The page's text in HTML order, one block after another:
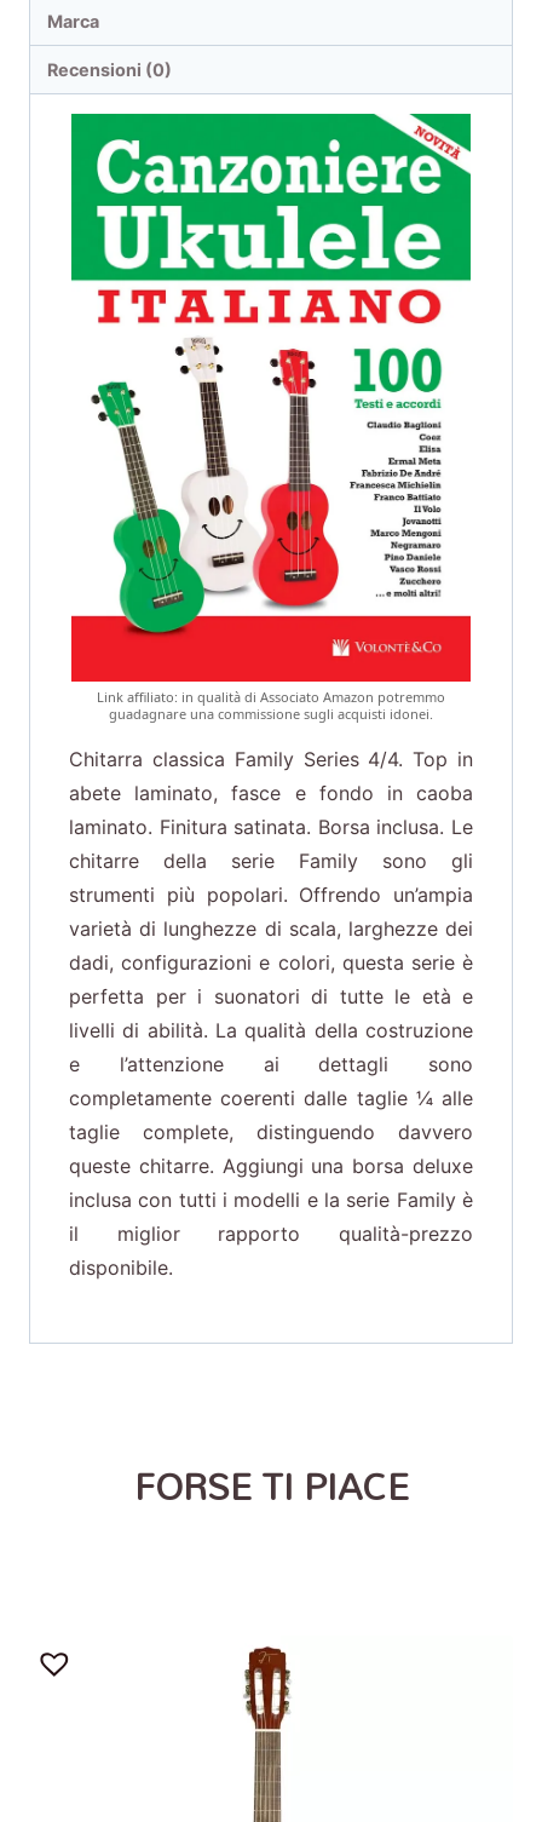
Marca
Recensioni (0)
Link affiliato: in qualità di Associato Amazon potremmo
guadagnare una commissione sugli acquisti idonei.
Chitarra classica Family Series 4/4. Top in
abete laminato, fasce e fondo in caoba
laminato. Finitura satinata. Borsa inclusa. Le
chitarre della serie Family sono gli
strumenti più popolari. Offrendo un’ampia
varietà di lunghezze di scala, larghezze dei
dadi, configurazioni e colori, questa serie è
perfetta per i suonatori di tutte le età e
livelli di abilità. La qualità della costruzione
e l’attenzione ai dettagli sono
completamente coerenti dalle taglie ¼ alle
taglie complete, distinguendo davvero
queste chitarre. Aggiungi una borsa deluxe
inclusa con tutti i modelli e la serie Family è
il miglior rapporto qualità-prezzo
disponibile.
FORSE TI PIACE